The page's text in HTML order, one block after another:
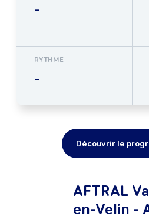
-
RYTHME
-
Découvrir le
AFTRAL
en-Velin -